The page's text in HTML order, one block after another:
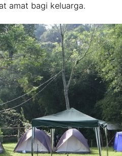
amat bagi keluarga.